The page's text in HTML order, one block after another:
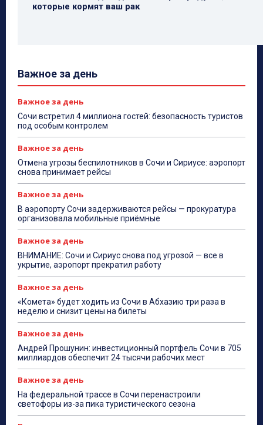
которые кормят ваш рак
Важное за день
Важное за день
Сочи встретил 4 миллиона гостей: безопасность туристов
под особым контролем
Важное за день
Отмена угрозы беспилотников в Сочи и Сириусе: аэропорт
снова принимает рейсы
Важное за день
В аэропорту Сочи задерживаются рейсы — прокуратура
организовала мобильные приёмные
Важное за день
ВНИМАНИЕ: Сочи и Сириус снова под угрозой — все в
укрытие, аэропорт прекратил работу
Важное за день
«Комета» будет ходить из Сочи в Абхазию три раза в
неделю и снизит цены на билеты
Важное за день
Андрей Прошунин: инвестиционный портфель Сочи в 705
миллиардов обеспечит 24 тысячи рабочих мест
Важное за день
На федеральной трассе в Сочи перенастроили
светофоры из-за пика туристического сезона